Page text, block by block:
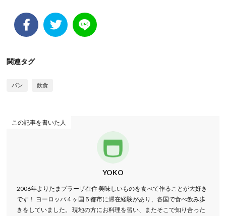
関連タグ
パン 飲食
この記事を書いた人
YOKO
2006年よりたまプラーザ在住 美味しいものを食べて作ることが大好き
です！ ヨーロッパ４ヶ国５都市に滞在経験があり、各国で食べ飲み歩
きをしていました。 現地の方にお料理を習い、またそこで知り合った